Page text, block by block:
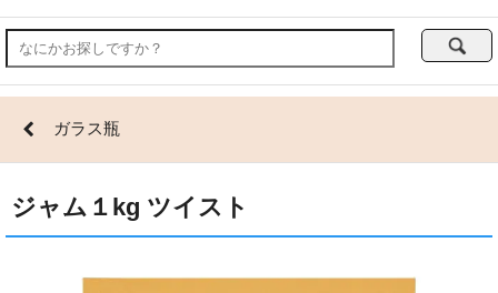
ガラス瓶
ジャム１kg ツイスト